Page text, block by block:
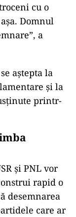
cu o
Domnul
a
aștepta la
și la
printr-
și PNL vor
rapid o
desemnarea
care ar